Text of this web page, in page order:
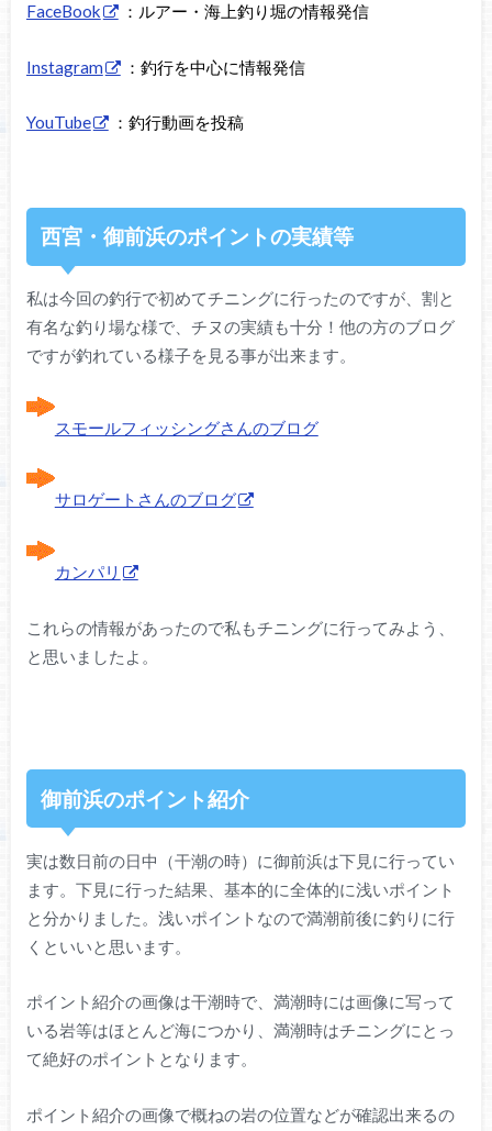
FaceBook ：ルアー・海上釣り堀の情報発信
Instagram ：釣行を中心に情報発信
YouTube ：釣行動画を投稿
西宮・御前浜のポイントの実績等
私は今回の釣行で初めてチニングに行ったのですが、割と
有名な釣り場な様で、チヌの実績も十分！他の方のブログ
ですが釣れている様子を見る事が出来ます。
スモールフィッシングさんのブログ
サロゲートさんのブログ
カンパリ
これらの情報があったので私もチニングに行ってみよう、
と思いましたよ。
御前浜のポイント紹介
実は数日前の日中（干潮の時）に御前浜は下見に行ってい
ます。下見に行った結果、基本的に全体的に浅いポイント
と分かりました。浅いポイントなので満潮前後に釣りに行
くといいと思います。
ポイント紹介の画像は干潮時で、満潮時には画像に写って
いる岩等はほとんど海につかり、満潮時はチニングにとっ
て絶好のポイントとなります。
ポイント紹介の画像で概ねの岩の位置などが確認出来るの